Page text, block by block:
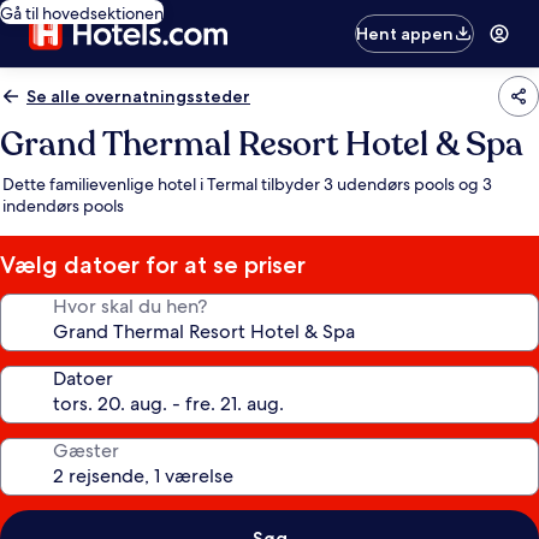
Gå til hovedsektionen
Hent appen
Se alle overnatningssteder
Grand Thermal Resort Hotel & Spa
Dette familievenlige hotel i Termal tilbyder 3 udendørs pools og 3
indendørs pools
Vælg datoer for at se priser
Hvor skal du hen?
Datoer
Gæster